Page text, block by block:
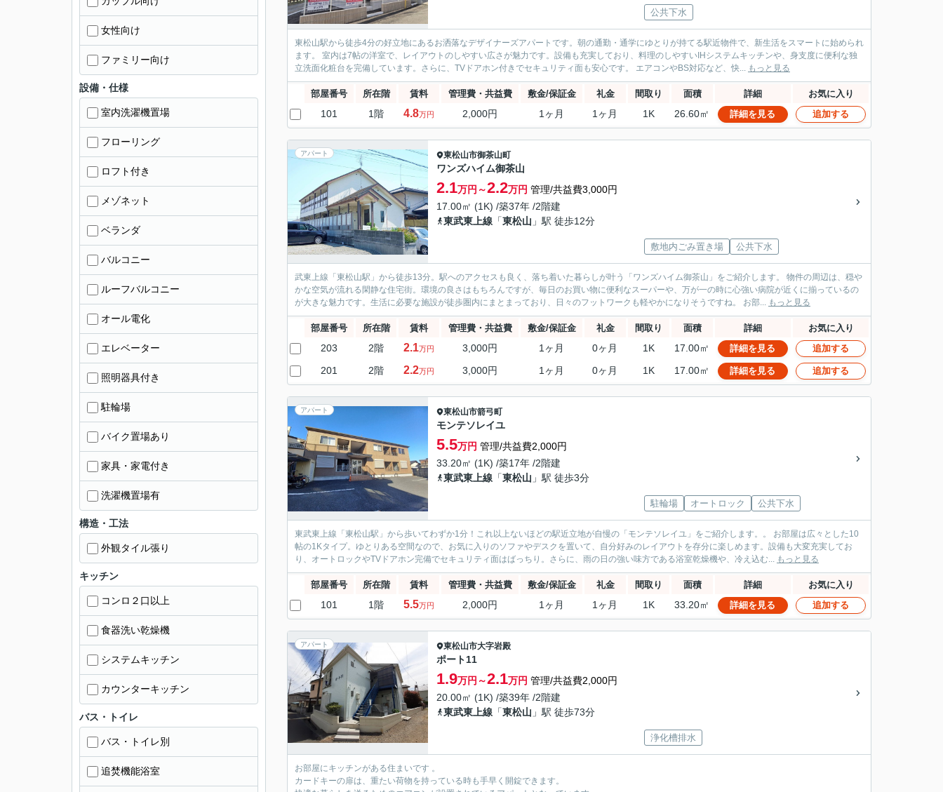
公共下水
東松山駅から徒歩4分の好立地にあるお洒落なデザイナーズアパートです。朝の通勤・通学にゆとりが持てる駅近物件で、新生活をスマートに始められ
ます。 室内は7帖の洋室で、レイアウトのしやすい広さが魅力です。設備も充実しており、料理のしやすいIHシステムキッチンや、身支度に便利な独
立洗面化粧台を完備しています。さらに、TVドアホン付きでセキュリティ面も安心です。 エアコンやBS対応など、快... もっと見る
部屋番号 所在階 賃料 管理費・共益費 敷金/保証金 礼金 間取り 面積 詳細 お気に入り
101 1階 4.8万円 2,000円 1ヶ月 1ヶ月 1K 26.60㎡ 詳細を見る 追加する
アパート 東松山市御茶山町
ワンズハイム御茶山
2.1万円～2.2万円 管理/共益費3,000円
17.00㎡ (1K) /築37年 /2階建
東武東上線 「東松山 」駅 徒歩12分
敷地内ごみ置き場 公共下水
武東上線「東松山駅」から徒歩13分。駅へのアクセスも良く、落ち着いた暮らしが叶う「ワンズハイム御茶山」をご紹介します。 物件の周辺は、穏や
かな空気が流れる閑静な住宅街。環境の良さはもちろんですが、毎日のお買い物に便利なスーパーや、万が一の時に心強い病院が近くに揃っているの
が大きな魅力です。生活に必要な施設が徒歩圏内にまとまっており、日々のフットワークも軽やかになりそうですね。 お部... もっと見る
部屋番号 所在階 賃料 管理費・共益費 敷金/保証金 礼金 間取り 面積 詳細 お気に入り
203 2階 2.1万円 3,000円 1ヶ月 0ヶ月 1K 17.00㎡ 詳細を見る 追加する
201 2階 2.2万円 3,000円 1ヶ月 0ヶ月 1K 17.00㎡ 詳細を見る 追加する
アパート 東松山市箭弓町
モンテソレイユ
5.5万円 管理/共益費2,000円
33.20㎡ (1K) /築17年 /2階建
東武東上線 「東松山 」駅 徒歩3分
駐輪場 オートロック 公共下水
東武東上線「東松山駅」から歩いてわずか1分！これ以上ないほどの駅近立地が自慢の「モンテソレイユ」をご紹介します。。 お部屋は広々とした10
帖の1Kタイプ。ゆとりある空間なので、お気に入りのソファやデスクを置いて、自分好みのレイアウトを存分に楽しめます。設備も大変充実してお
り、オートロックやTVドアホン完備でセキュリティ面はばっちり。さらに、雨の日の強い味方である浴室乾燥機や、冷え込む... もっと見る
部屋番号 所在階 賃料 管理費・共益費 敷金/保証金 礼金 間取り 面積 詳細 お気に入り
101 1階 5.5万円 2,000円 1ヶ月 1ヶ月 1K 33.20㎡ 詳細を見る 追加する
アパート 東松山市大字岩殿
ポート11
1.9万円～2.1万円 管理/共益費2,000円
20.00㎡ (1K) /築39年 /2階建
東武東上線 「東松山 」駅 徒歩73分
浄化槽排水
お部屋にキッチンがある住まいです 。
カードキーの扉は、重たい荷物を持っている時も手早く開錠できます。
女性向け
ファミリー向け
設備・仕様
室内洗濯機置場
フローリング
ロフト付き
メゾネット
ベランダ
バルコニー
ルーフバルコニー
オール電化
エレベーター
照明器具付き
駐輪場
バイク置場あり
家具・家電付き
洗濯機置場有
構造・工法
外観タイル張り
キッチン
コンロ２口以上
食器洗い乾燥機
システムキッチン
カウンターキッチン
バス・トイレ
バス・トイレ別
追焚機能浴室